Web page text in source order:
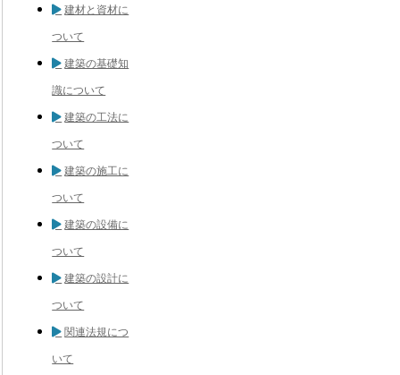
建材と資材に
ついて
建築の基礎知
識について
建築の工法に
ついて
建築の施工に
ついて
建築の設備に
ついて
建築の設計に
ついて
関連法規につ
いて